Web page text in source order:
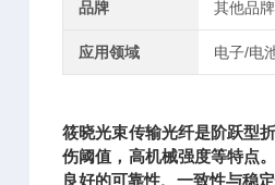
品牌 其他品牌
应用领域 电子/电
筱晓光束传输光纤是阶跃型
伤阈值，高机械强度等特点
良好的可靠性、一致性与稳